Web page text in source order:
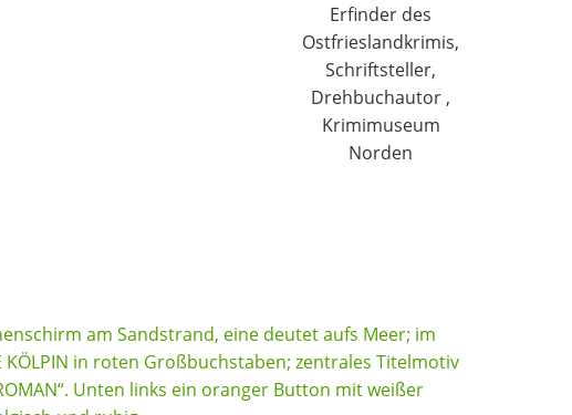
Erfinder des
Ostfrieslandkrimis,
Schriftsteller,
Drehbuchautor ,
Krimimuseum
Norden